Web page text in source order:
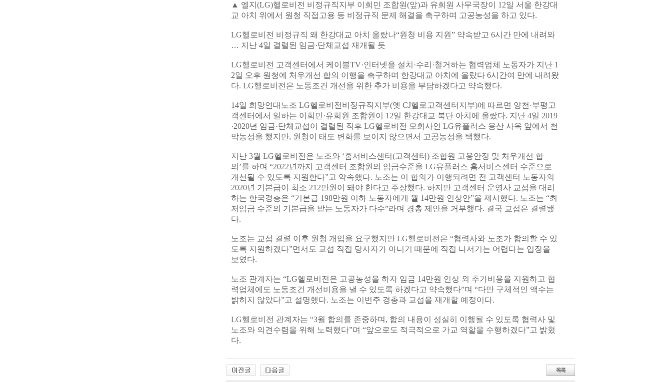
▲ 엘지(LG)헬로비전 비정규직지부 이희민 조합원(앞)과 유희원 사무국장이 12일 서울 한강대
교 아치 위에서 원청 직접고용 등 비정규직 문제 해결을 촉구하며 고공농성을 하고 있다.
LG헬로비전 비정규직 왜 한강대교 아치 올랐나“원청 비용 지원” 약속받고 6시간 만에 내려와
… 지난 4일 결렬된 임금·단체교섭 재개될 듯
LG헬로비전 고객센터에서 케이블TV·인터넷을 설치·수리·철거하는 협력업체 노동자가 지난 1
2일 오후 원청에 처우개선 합의 이행을 촉구하며 한강대교 아치에 올랐다 6시간여 만에 내려왔
다. LG헬로비전은 노동조건 개선을 위한 추가 비용을 부담하겠다고 약속했다.
14일 희망연대노조 LG헬로비전비정규직지부(옛 CJ헬로고객센터지부)에 따르면 양천·부평고
객센터에서 일하는 이희민·유희원 조합원이 12일 한강대교 북단 아치에 올랐다. 지난 4일 2019
·2020년 임금·단체교섭이 결렬된 직후 LG헬로비전 모회사인 LG유플러스 용산 사옥 앞에서 천
막농성을 했지만, 원청이 태도 변화를 보이지 않으면서 고공농성을 택했다.
지난 3월 LG헬로비전은 노조와 ‘홈서비스센터(고객센터) 조합원 고용안정 및 처우개선 합
의’를 하며 “2022년까지 고객센터 조합원의 임금수준을 LG유플러스 홈서비스센터 수준으로
개선될 수 있도록 지원한다”고 약속했다. 노조는 이 합의가 이행되려면 전 고객센터 노동자의
2020년 기본급이 최소 212만원이 돼야 한다고 주장했다. 하지만 고객센터 운영사 교섭을 대리
하는 한국경총은 “기본급 198만원 이하 노동자에게 월 14만원 인상안”을 제시했다. 노조는 “최
저임금 수준의 기본급을 받는 노동자가 다수”라며 경총 제안을 거부했다. 결국 교섭은 결렬됐
다.
노조는 교섭 결렬 이후 원청 개입을 요구했지만 LG헬로비전은 “협력사와 노조가 합의할 수 있
도록 지원하겠다”면서도 교섭 직접 당사자가 아니기 때문에 직접 나서기는 어렵다는 입장을
보였다.
노조 관계자는 “LG헬로비전은 고공농성을 하자 임금 14만원 인상 외 추가비용을 지원하고 협
력업체에도 노동조건 개선비용을 낼 수 있도록 하겠다고 약속했다”며 “다만 구체적인 액수는
밝히지 않았다”고 설명했다. 노조는 이번주 경총과 교섭을 재개할 예정이다.
LG헬로비전 관계자는 “3월 합의를 존중하며, 합의 내용이 성실히 이행될 수 있도록 협력사 및
노조와 의견수렴을 위해 노력했다”며 “앞으로도 적극적으로 가교 역할을 수행하겠다”고 밝혔
다.